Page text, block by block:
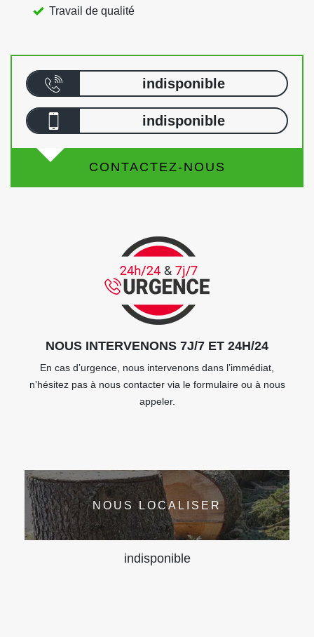
Travail de qualité
indisponible
indisponible
CONTACTEZ-NOUS
NOUS INTERVENONS 7J/7 ET 24H/24
En cas d’urgence, nous intervenons dans l’immédiat,
n’hésitez pas à nous contacter via le formulaire ou à nous
appeler.
NOUS LOCALISER
indisponible